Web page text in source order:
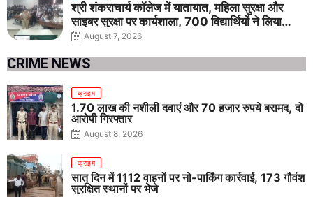
श्री शंकराचार्य कॉलेज में यातायात, महिला सुरक्षा और
साइबर सुरक्षा पर कार्यशाला, 700 विद्यार्थियों ने लिया
जागरूकता का संकल्प
August 7, 2026
CRIME NEWS
क्राइम
1.70 लाख की नशीली दवाएं और 70 हजार रुपये बरामद, दो
आरोपी गिरफ्तार
August 8, 2026
क्राइम
सात दिन में 1112 वाहनों पर नो-पार्किंग कार्रवाई, 173 गौवंश
सुरक्षित स्थानों पर भेजे